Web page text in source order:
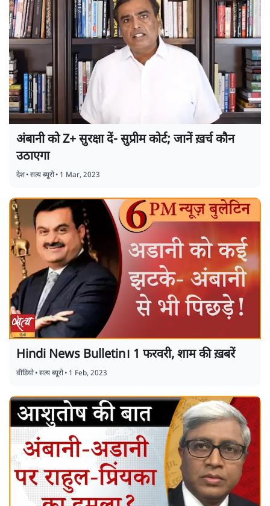
अंबानी को Z+ सुरक्षा दें- सुप्रीम कोर्ट; जानें ख़र्च कौन
उठाएगा
देश•सत्य ब्यूरो• 1 Mar, 2023
Hindi News Bulletin। 1 फरवरी, शाम की ख़बरें
वीडियो•सत्य ब्यूरो• 1 Feb, 2023